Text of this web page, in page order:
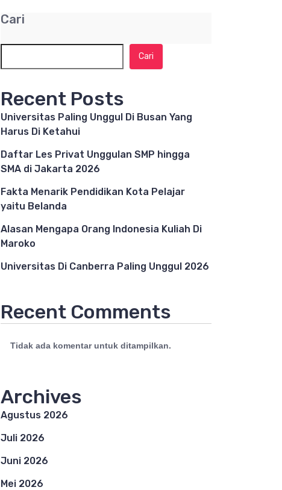
Cari
Cari
Recent Posts
Universitas Paling Unggul Di Busan Yang
Harus Di Ketahui
Daftar Les Privat Unggulan SMP hingga
SMA di Jakarta 2026
Fakta Menarik Pendidikan Kota Pelajar
yaitu Belanda
Alasan Mengapa Orang Indonesia Kuliah Di
Maroko
Universitas Di Canberra Paling Unggul 2026
Recent Comments
Tidak ada komentar untuk ditampilkan.
Archives
Agustus 2026
Juli 2026
Juni 2026
Mei 2026